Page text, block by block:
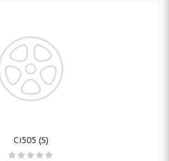
Ci505 (S)